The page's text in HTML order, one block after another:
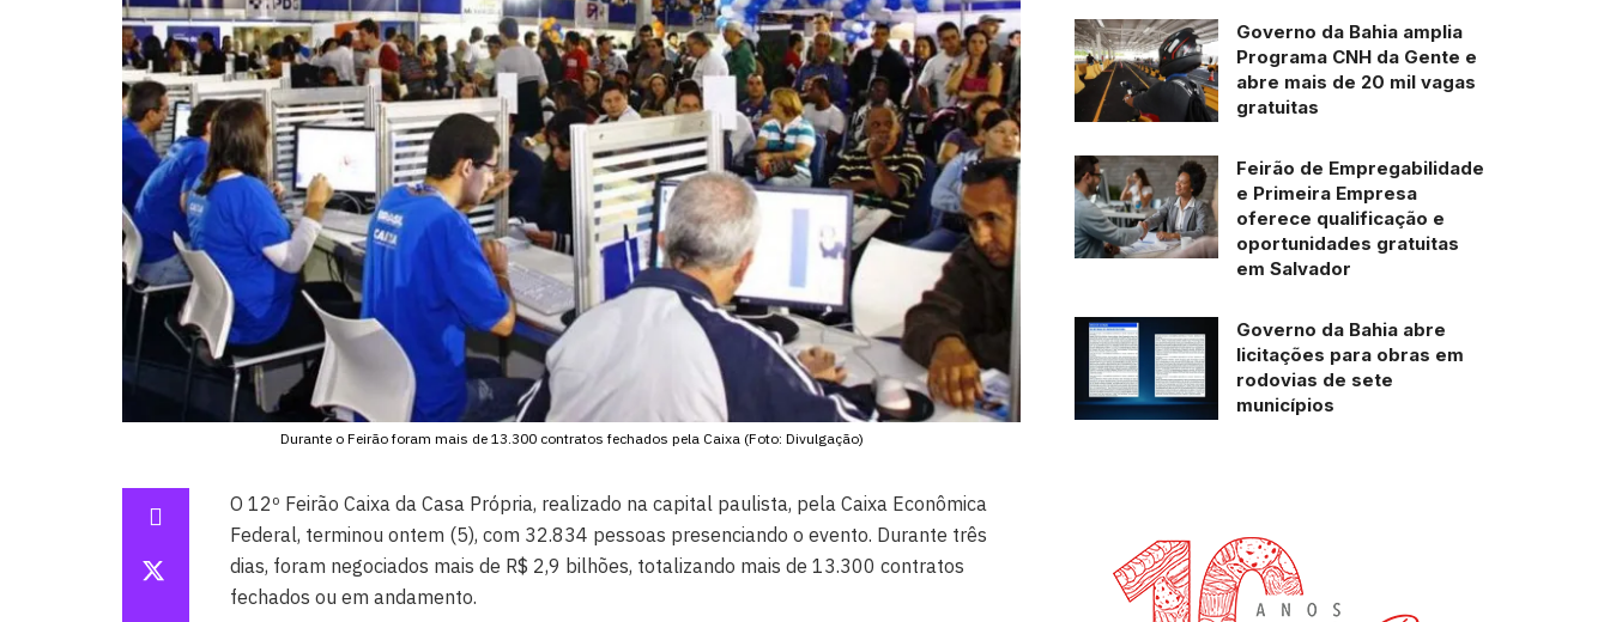
Durante o Feirão foram mais de 13.300 contratos fechados pela Caixa (Foto: Divulgação)
O 12º Feirão Caixa da Casa Própria, realizado na capital paulista, pela Caixa Econômica
Federal, terminou ontem (5), com 32.834 pessoas presenciando o evento. Durante três
dias, foram negociados mais de R$ 2,9 bilhões, totalizando mais de 13.300 contratos
fechados ou em andamento.
Governo da Bahia amplia
Programa CNH da Gente e
abre mais de 20 mil vagas
gratuitas
Feirão de Empregabilidade
e Primeira Empresa
oferece qualificação e
oportunidades gratuitas
em Salvador
Governo da Bahia abre
licitações para obras em
rodovias de sete
municípios